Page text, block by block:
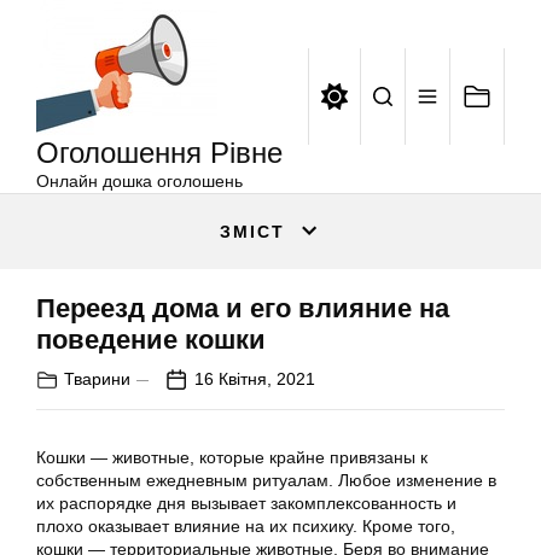
Оголошення Рівне
Онлайн дошка оголошень
ЗМІСТ
Переезд дома и его влияние на
поведение кошки
Тварини 16 Квітня, 2021
Кошки — животные, которые крайне привязаны к
собственным ежедневным ритуалам. Любое изменение в
их распорядке дня вызывает закомплексованность и
плохо оказывает влияние на их психику. Кроме того,
кошки — территориальные животные. Беря во внимание